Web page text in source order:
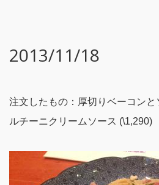
2013/11/18
注文したもの：厚切りベーコン
ルチーニクリームソース (\1,290)